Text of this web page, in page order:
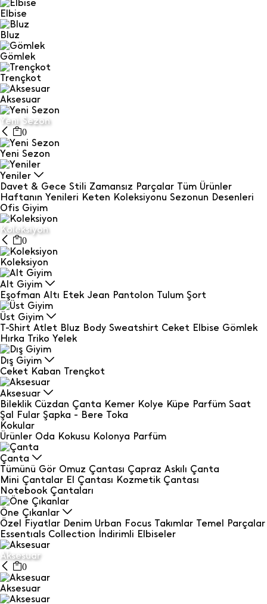
Elbise
Bluz
Gömlek
Trençkot
Aksesuar
Yeni Sezon
0
Yeni Sezon
Yeniler
Davet & Gece Stili Zamansız Parçalar Tüm Ürünler
Haftanın Yenileri Keten Koleksiyonu Sezonun Desenleri
Ofis Giyim
Koleksiyon
0
Koleksiyon
Alt Giyim
Eşofman Altı Etek Jean Pantolon Tulum Şort
Üst Giyim
T-Shirt Atlet Bluz Body Sweatshirt Ceket Elbise Gömlek
Hırka Triko Yelek
Dış Giyim
Ceket Kaban Trençkot
Aksesuar
Bileklik Cüzdan Çanta Kemer Kolye Küpe Parfüm Saat
Şal Fular Şapka - Bere Toka
Kokular
Ürünler Oda Kokusu Kolonya Parfüm
Çanta
Tümünü Gör Omuz Çantası Çapraz Askılı Çanta
Mini Çantalar El Çantası Kozmetik Çantası
Notebook Çantaları
Öne Çıkanlar
Özel Fiyatlar Denim Urban Focus Takımlar Temel Parçalar
Essentıals Collection İndirimli Elbiseler
Aksesuar
0
Aksesuar